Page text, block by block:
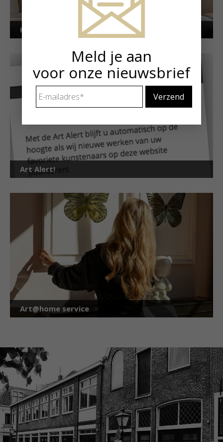
Kunstuitleen voor particulieren
Art Alert!
Art@home service
Meld je aan
voor onze nieuwsbrief
mailadres *